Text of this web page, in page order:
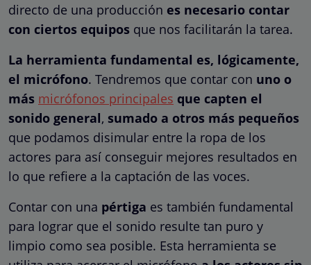
directo de una producción es necesario contar
con ciertos equipos que nos facilitarán la tarea.
La herramienta fundamental es, lógicamente,
el micrófono. Tendremos que contar con uno o
más micrófonos principales que capten el
sonido general, sumado a otros más pequeños
que podamos disimular entre la ropa de los
actores para así conseguir mejores resultados en
lo que refiere a la captación de las voces.
Contar con una pértiga es también fundamental
para lograr que el sonido resulte tan puro y
limpio como sea posible. Esta herramienta se